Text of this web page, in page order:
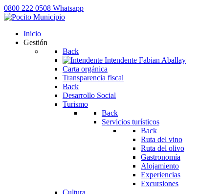
0800 222 0508 Whatsapp
Inicio
Gestión
Back
Intendente Fabian Aballay
Carta orgánica
Transparencia fiscal
Back
Desarrollo Social
Turismo
Back
Servicios turísticos
Back
Ruta del vino
Ruta del olivo
Gastronomía
Alojamiento
Experiencias
Excursiones
Cultura